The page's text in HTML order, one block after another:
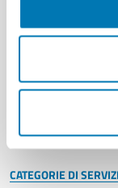
Enti e fondazioni
Personale
Intranet, posta
CATEGORIE DI